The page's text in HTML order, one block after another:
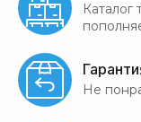
Каталог
Не